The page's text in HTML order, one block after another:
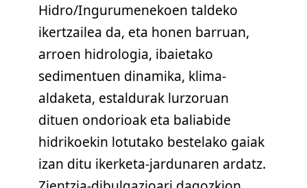
Hidro/Ingurumenekoen taldeko
ikertzailea da, eta honen barruan,
arroen hidrologia, ibaietako
sedimentuen dinamika, klima-
aldaketa, estaldurak lurzoruan
dituen ondorioak eta baliabide
hidrikoekin lotutako bestelako gaiak
izan ditu ikerketa-jardunaren ardatz.